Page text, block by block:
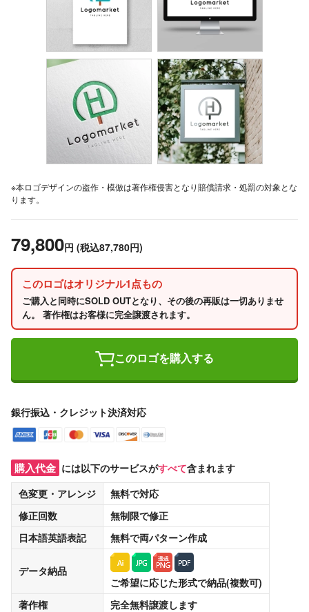
※本ロゴデザインの盗作・模倣は著作権侵害となり賠償請求・処罰の対象とな
ります。
79,800円 (税込87,780円)
このロゴはオリジナル1点もの
ご購入と同時にSOLD OUTとなり、その後の再販は一切ありませ
ん。 著作権はお客様に完全譲渡されます。
このロゴを購入する
銀行振込・クレジット決済対応
購入代金 には以下のサービスがすべて含まれます
色変更・アレンジ
無料で対応
修正回数
無制限で修正
日本語英語表記
無料で両パターン作成
データ納品
ご希望に応じた形式で納品(複数可)
著作権
完全無料譲渡します